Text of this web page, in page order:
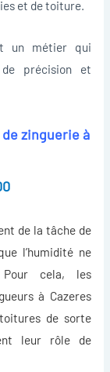
et de toiture.
un métier qui
de précision et
zinguerie à
de la tâche de
l’humidité ne
Pour cela, les
à Cazeres
de sorte
leur rôle de